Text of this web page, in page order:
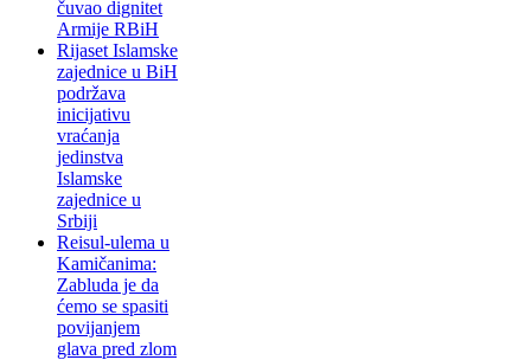
čuvao dignitet
Armije RBiH
Rijaset Islamske
zajednice u BiH
podržava
inicijativu
vraćanja
jedinstva
Islamske
zajednice u
Srbiji
Reisul-ulema u
Kamičanima:
Zabluda je da
ćemo se spasiti
povijanjem
glava pred zlom